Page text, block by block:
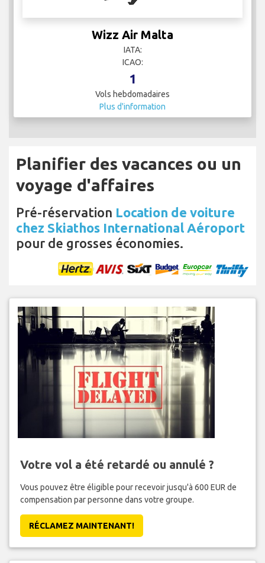
Wizz Air Malta
IATA:
ICAO:
1
Vols hebdomadaires
Plus d'information
Planifier des vacances ou un
voyage d'affaires
Pré-réservation Location de voiture
chez Skiathos International Aéroport
pour de grosses économies.
Votre vol a été retardé ou annulé ?
Vous pouvez être éligible pour recevoir jusqu'à 600 EUR de
compensation par personne dans votre groupe.
RÉCLAMEZ MAINTENANT!